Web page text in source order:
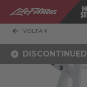
VOLTAR
DISCONTINUED